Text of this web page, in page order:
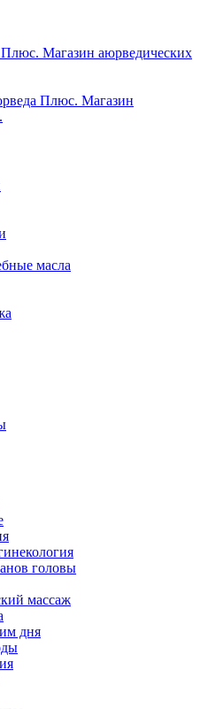
Магазин аюрведических
Плюс. Магазин
масла
головы
массаж
дня